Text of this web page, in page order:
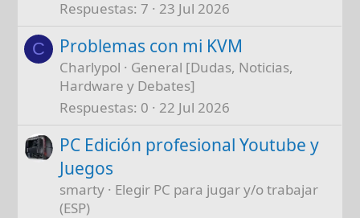
Respuestas 7 23 Jul 2026
C Problemas con mi KVM
Charlypol
General [Dudas, Noticias,
Hardware y Debates]
Respuestas 0 22 Jul 2026
PC Edición profesional Youtube y
Juegos
smarty
Elegir PC para jugar y/o trabajar
(ESP)